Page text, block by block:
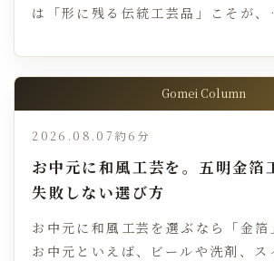
は「形に残る伝統工芸品」こそが
Gomei Column
2026.08.07 約6分
お中元に和風工芸を。五明金箔
失敗しない選び方
お中元に和風工芸を選ぶなら「金箔
お中元といえば、ビールや洗剤、ス